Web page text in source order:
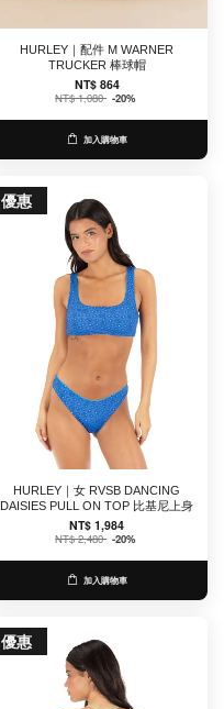
HURLEY｜配件 M WARNER
TRUCKER 棒球帽
NT$ 864
NT$ 1,080 -20%
加入購物車
優惠
HURLEY｜女 RVSB DANCING
DAISIES PULL ON TOP 比基尼上身
NT$ 1,984
NT$ 2,480 -20%
加入購物車
優惠